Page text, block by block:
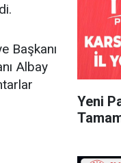
Başkanı
Albay
Yeni